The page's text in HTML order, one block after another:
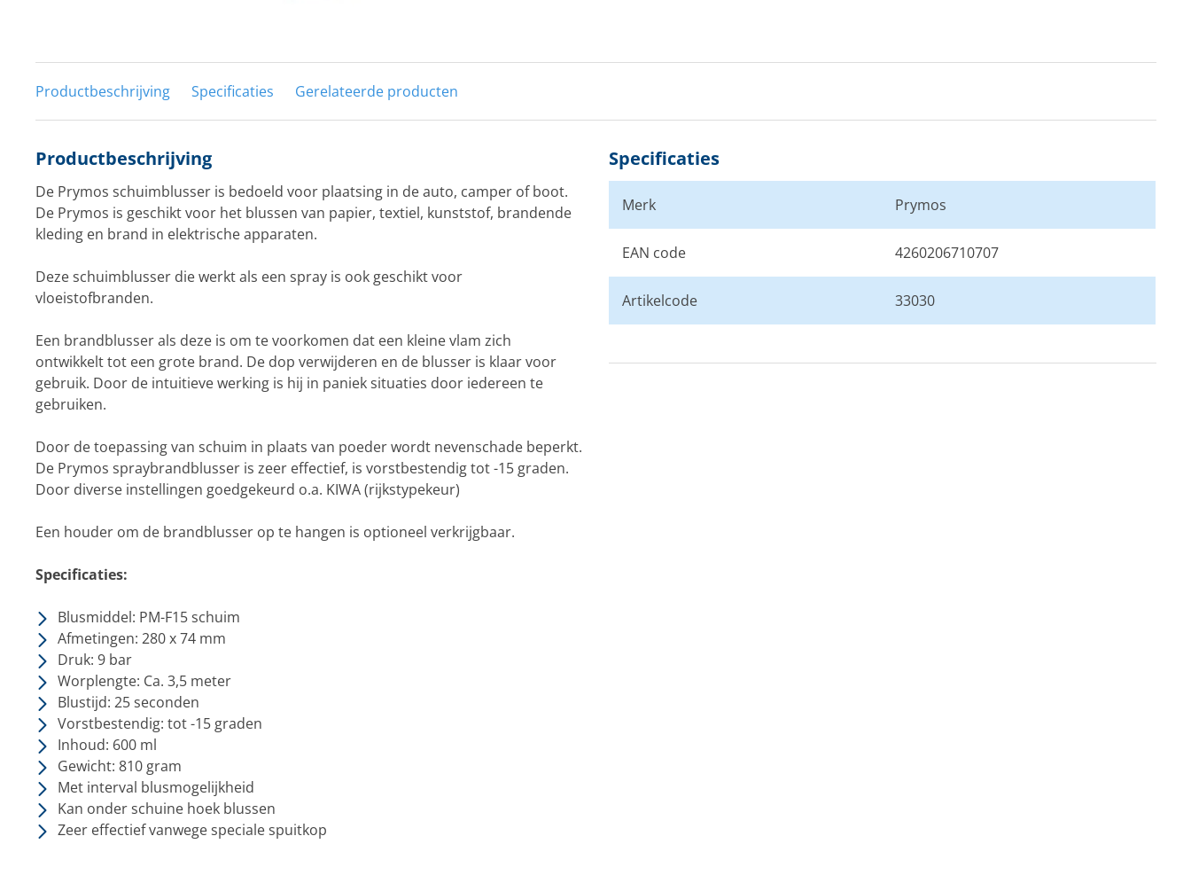
Productbeschrijving Specificaties Gerelateerde producten
Productbeschrijving
De Prymos schuimblusser is bedoeld voor plaatsing in de auto, camper of boot.
De Prymos is geschikt voor het blussen van papier, textiel, kunststof, brandende
kleding en brand in elektrische apparaten.
Deze schuimblusser die werkt als een spray is ook geschikt voor
vloeistofbranden.
Een brandblusser als deze is om te voorkomen dat een kleine vlam zich
ontwikkelt tot een grote brand. De dop verwijderen en de blusser is klaar voor
gebruik. Door de intuitieve werking is hij in paniek situaties door iedereen te
gebruiken.
Door de toepassing van schuim in plaats van poeder wordt nevenschade beperkt.
De Prymos spraybrandblusser is zeer effectief, is vorstbestendig tot -15 graden.
Door diverse instellingen goedgekeurd o.a. KIWA (rijkstypekeur)
Een houder om de brandblusser op te hangen is optioneel verkrijgbaar.
Specificaties:
Blusmiddel: PM-F15 schuim
Afmetingen: 280 x 74 mm
Druk: 9 bar
Worplengte: Ca. 3,5 meter
Blustijd: 25 seconden
Vorstbestendig: tot -15 graden
Inhoud: 600 ml
Gewicht: 810 gram
Met interval blusmogelijkheid
Kan onder schuine hoek blussen
Zeer effectief vanwege speciale spuitkop
Specificaties
Merk Prymos
EAN code 4260206710707
Artikelcode 33030